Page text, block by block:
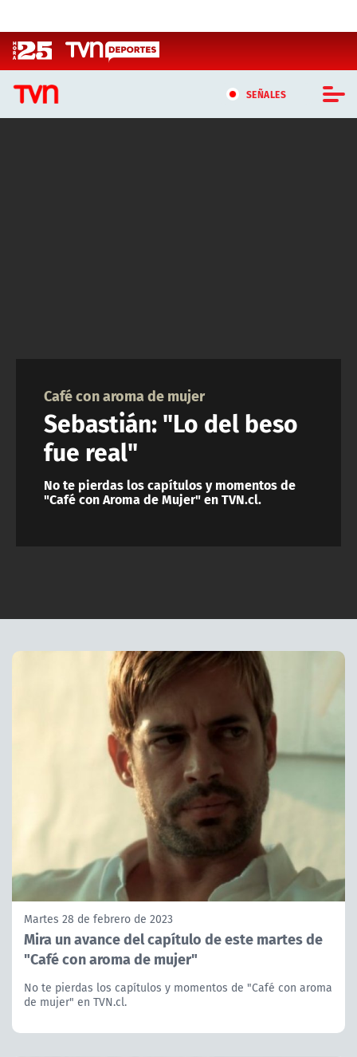
SEÑALES
ACTUALIDAD Y TENDENCIAS
CORPORATIVO Y TRANSPARENCIA
CANAL DE DENUNCIAS
Café con aroma de mujer
Sebastián: "Lo del beso
fue real"
No te pierdas los capítulos y momentos de
"Café con Aroma de Mujer" en TVN.cl.
Martes 28 de febrero de 2023
Mira un avance del capítulo de este martes de
"Café con aroma de mujer"
No te pierdas los capítulos y momentos de "Café con aroma
de mujer" en TVN.cl.